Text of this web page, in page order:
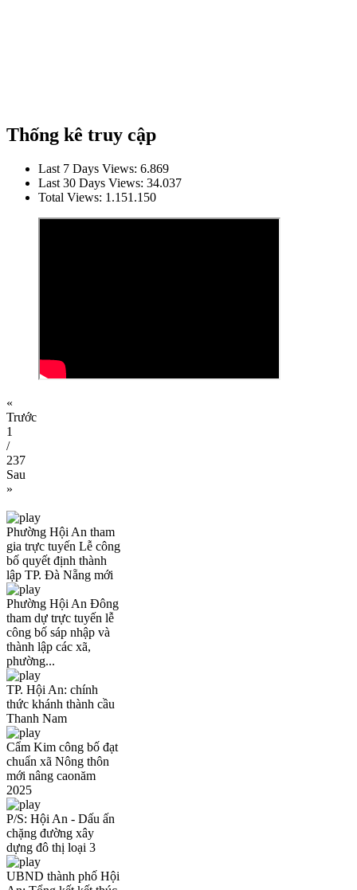
Thống kê truy cập
Last 7 Days Views: 6.869
Last 30 Days Views: 34.037
Total Views: 1.151.150
«
Trước
1
/
237
Sau
»
Phường Hội An tham
gia trực tuyến Lễ công
bố quyết định thành
lập TP. Đà Nẵng mới
Phường Hội An Đông
tham dự trực tuyến lễ
công bố sáp nhập và
thành lập các xã,
phường...
TP. Hội An: chính
thức khánh thành cầu
Thanh Nam
Cẩm Kim công bố đạt
chuẩn xã Nông thôn
mới nâng caonăm
2025
P/S: Hội An - Dấu ấn
chặng đường xây
dựng đô thị loại 3
UBND thành phố Hội